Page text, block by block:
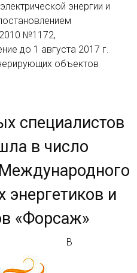
энергии и
№1172,
до 1 августа 2017 г.
объектов
специалистов
в число
и
«Форсаж»
В